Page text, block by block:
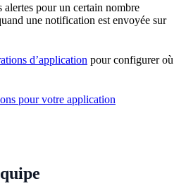
pour un certain nombre
une notification est envoyée sur
d’application pour configurer où
pour votre application